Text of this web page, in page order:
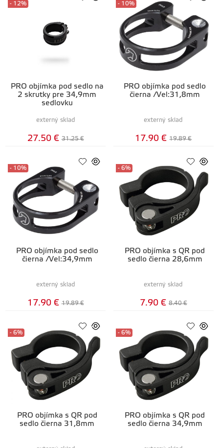
PRO objímka pod sedlo na
2 skrutky pre 34,9mm
sedlovku
- 12%
externý sklad
27.50 € 31.25 €
PRO objímka pod sedlo
čierna /Vel:31,8mm
- 10%
externý sklad
17.90 € 19.89 €
PRO objímka pod sedlo
čierna /Vel:34,9mm
- 10%
externý sklad
17.90 € 19.89 €
PRO objímka s QR pod
sedlo čierna 28,6mm
- 6%
externý sklad
7.90 € 8.40 €
PRO objímka s QR pod
sedlo čierna 31,8mm
- 6%
PRO objímka s QR pod
sedlo čierna 34,9mm
- 6%